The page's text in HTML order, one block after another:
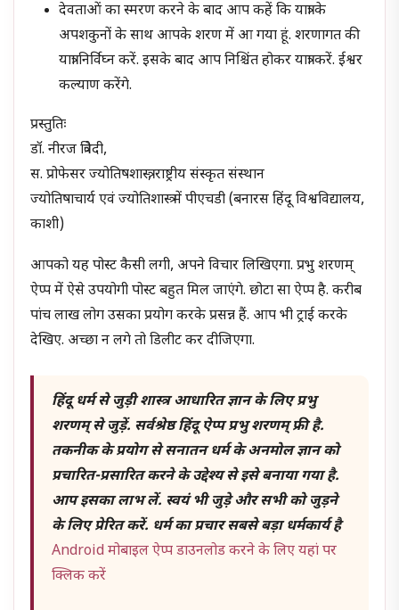
देवताओं का स्मरण करने के बाद आप कहें कि यात्रा के
अपशकुनों के साथ आपके शरण में आ गया हूं. शरणागत की
यात्रा निर्विघ्न करें. इसके बाद आप निश्चिंत होकर यात्रा करें. ईश्वर
कल्याण करेंगे.
प्रस्तुतिः
डॉ. नीरज त्रिवेदी,
स. प्रोफेसर ज्योतिषशास्त्र, राष्ट्रीय संस्कृत संस्थान
ज्योतिषाचार्य एवं ज्योतिशास्त्र में पीएचडी (बनारस हिंदू विश्वविद्यालय,
काशी)
आपको यह पोस्ट कैसी लगी, अपने विचार लिखिएगा. प्रभु शरणम्
ऐप्प में ऐसे उपयोगी पोस्ट बहुत मिल जाएंगे. छोटा सा ऐप्प है. करीब
पांच लाख लोग उसका प्रयोग करके प्रसन्न हैं. आप भी ट्राई करके
देखिए. अच्छा न लगे तो डिलीट कर दीजिएगा.
हिंदू धर्म से जुड़ी शास्त्र आधारित ज्ञान के लिए प्रभु
शरणम् से जुड़ें. सर्वश्रेष्ठ हिंदू ऐप्प प्रभु शरणम् फ्री है.
तकनीक के प्रयोग से सनातन धर्म के अनमोल ज्ञान को
प्रचारित-प्रसारित करने के उद्देश्य से इसे बनाया गया है.
आप इसका लाभ लें. स्वयं भी जुड़े और सभी को जुड़ने
के लिए प्रेरित करें. धर्म का प्रचार सबसे बड़ा धर्मकार्य है
Android मोबाइल ऐप्प डाउनलोड करने के लिए यहां पर
क्लिक करें